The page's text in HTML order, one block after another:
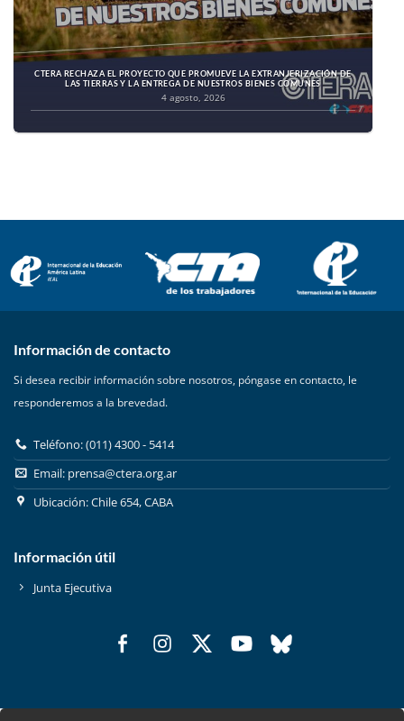
CTERA RECHAZA EL PROYECTO QUE PROMUEVE LA EXTRANJERIZACIÓN DE
LAS TIERRAS Y LA ENTREGA DE NUESTROS BIENES COMUNES
4 agosto, 2026
Información de contacto
Si desea recibir información sobre nosotros, póngase en contacto, le
responderemos a la brevedad.
Teléfono: (011) 4300 - 5414
Email: prensa@ctera.org.ar
Ubicación: Chile 654, CABA
Información útil
Junta Ejecutiva